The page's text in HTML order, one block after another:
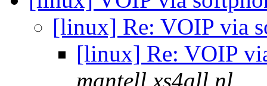
[linux] Re: VOIP via
[linux] Re: VOIP
mantell.xs4all.nl